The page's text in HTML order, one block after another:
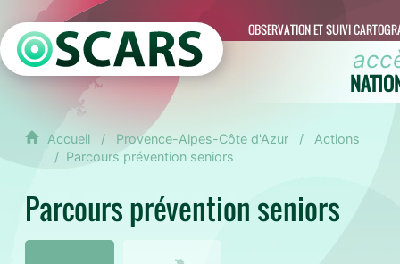
OBSERVATION ET SUIVI
Accueil Provence-Alpes-Côte d'Azur
Actions
Parcours prévention seniors
Parcours prévention seniors